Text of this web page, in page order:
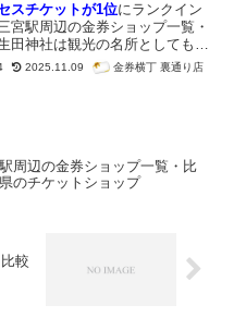
スチケットが1位にランクイン
宮駅周辺の金券ショップ一覧・
田神社は観光の名所としても有
金券ショップ」で検索順位が
2025.11.09 金券横丁 裏通り店
周辺の金券ショップ一覧・比
のチケットショップ
較